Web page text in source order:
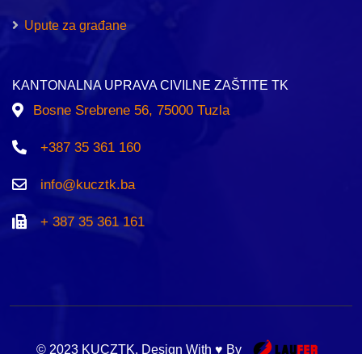
Upute za građane
KANTONALNA UPRAVA CIVILNE ZAŠTITE TK
Bosne Srebrene 56, 75000 Tuzla
+387 35 361 160
info@kucztk.ba
+ 387 35 361 161
© 2023 KUCZTK. Design With ♥ By